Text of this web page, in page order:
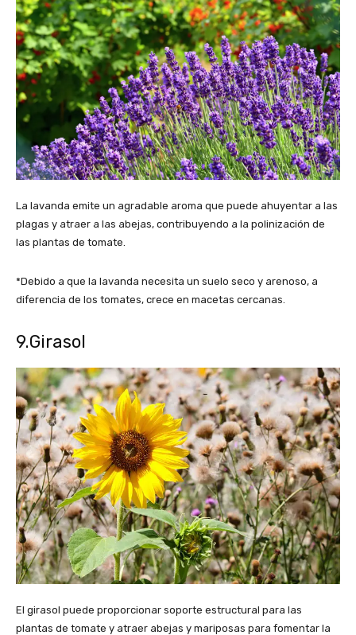
La lavanda emite un agradable aroma que puede ahuyentar a las
plagas y atraer a las abejas, contribuyendo a la polinización de
las plantas de tomate.
*Debido a que la lavanda necesita un suelo seco y arenoso, a
diferencia de los tomates, crece en macetas cercanas.
9.Girasol
El girasol puede proporcionar soporte estructural para las
plantas de tomate y atraer abejas y mariposas para fomentar la